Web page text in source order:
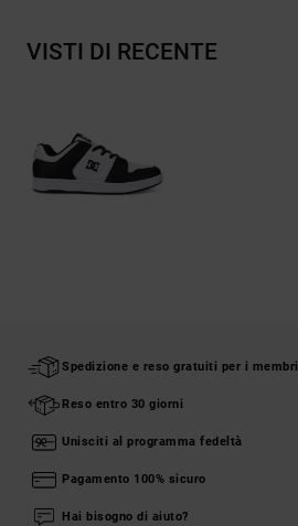
VISTI DI RECENTE
Spedizione e reso gratuiti per i membri
Reso entro 30 giorni
Unisciti al programma fedeltà
Pagamento 100% sicuro
Hai bisogno di aiuto?